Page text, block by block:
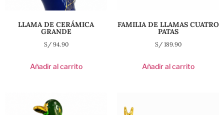
LLAMA DE CERÁMICA
GRANDE
S/94.90
Añadir al carrito
FAMILIA DE LLAMAS CUATRO
PATAS
S/189.90
Añadir al carrito